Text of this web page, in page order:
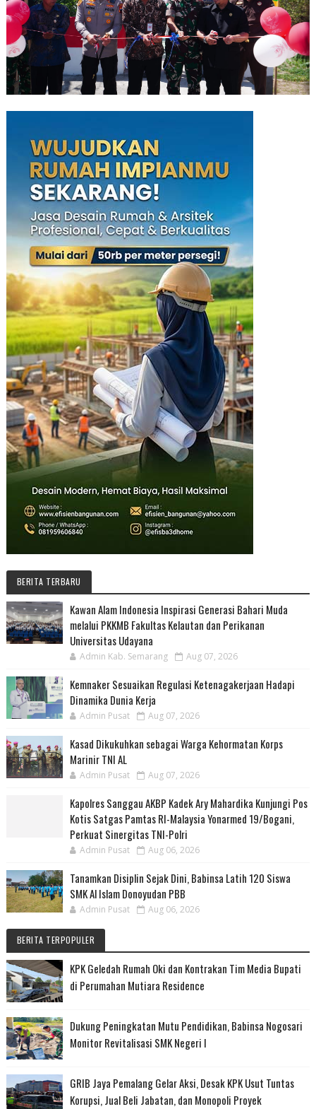
BERITA TERBARU
Kawan Alam Indonesia Inspirasi Generasi Bahari Muda
melalui PKKMB Fakultas Kelautan dan Perikanan
Universitas Udayana
Admin Kab. Semarang Aug 07, 2026
Kemnaker Sesuaikan Regulasi Ketenagakerjaan Hadapi
Dinamika Dunia Kerja
Admin Pusat Aug 07, 2026
Kasad Dikukuhkan sebagai Warga Kehormatan Korps
Marinir TNI AL
Admin Pusat Aug 07, 2026
Kapolres Sanggau AKBP Kadek Ary Mahardika Kunjungi Pos
Kotis Satgas Pamtas RI-Malaysia Yonarmed 19/Bogani,
Perkuat Sinergitas TNI-Polri
Admin Pusat Aug 06, 2026
Tanamkan Disiplin Sejak Dini, Babinsa Latih 120 Siswa
SMK Al Islam Donoyudan PBB
Admin Pusat Aug 06, 2026
BERITA TERPOPULER
KPK Geledah Rumah Oki dan Kontrakan Tim Media Bupati
di Perumahan Mutiara Residence
Dukung Peningkatan Mutu Pendidikan, Babinsa Nogosari
Monitor Revitalisasi SMK Negeri I
GRIB Jaya Pemalang Gelar Aksi, Desak KPK Usut Tuntas
Korupsi, Jual Beli Jabatan, dan Monopoli Proyek